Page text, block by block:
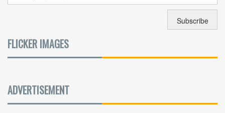
FLICKER IMAGES
ADVERTISEMENT